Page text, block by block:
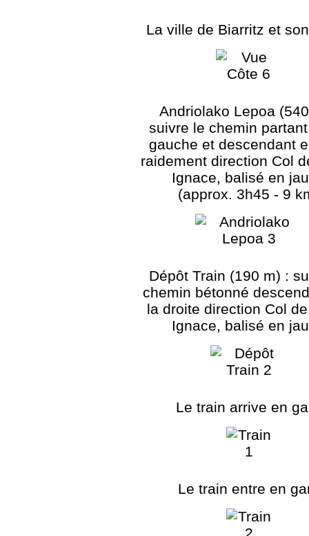
La ville de Biarritz et
Andriolako Lepoa
suivre le chemin
gauche et descendant
raidement direction Col
Ignace, balisé en
(approx. 3h45 - 9
Dépôt Train (190 m) :
chemin bétonné
la droite direction Col
Ignace, balisé en
Le train arrive en
Le train entre en